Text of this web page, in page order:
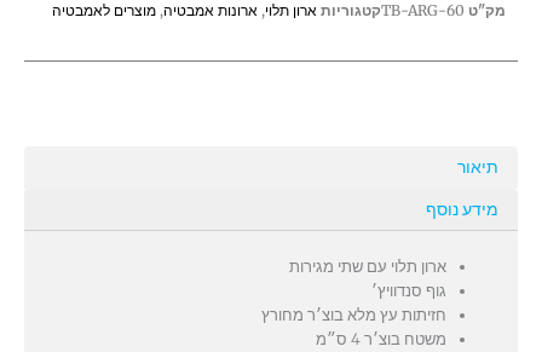
משטח
מק"ט TB-ARG-60קטגוריות ארון תלוי, ארונות אמבטיה, מוצרים לאמבטיה
תיאור
מידע נוסף
ארון תלוי עם שתי מגירות
גוף סנדוויץ׳
חזיתות עץ מלא בוצ׳ר מחורץ
משטח בוצ׳ר 4 ס״מ